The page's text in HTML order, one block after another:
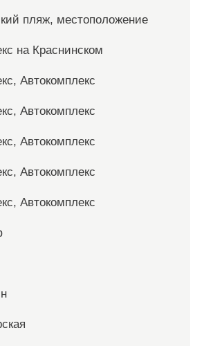
пляж, местоположение
на Краснинском
Автокомплекс
Автокомплекс
Автокомплекс
Автокомплекс
Автокомплекс